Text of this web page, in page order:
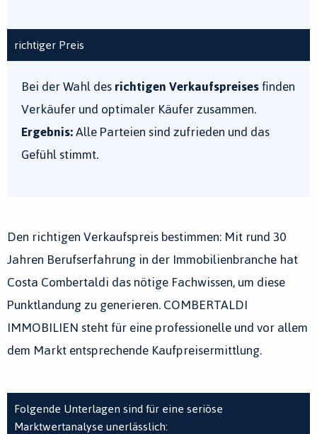
richtiger Preis
Bei der Wahl desrichtigen Verkaufspreisesfinden
Verkäufer und optimaler Käufer zusammen.
Ergebnis:Alle Parteien sind zufrieden und das
Gefühl stimmt.
Den richtigen Verkaufspreis bestimmen: Mit rund 30
Jahren Berufserfahrung in der Immobilienbranche hat
Costa Combertaldi das nötige Fachwissen, um diese
Punktlandung zu generieren. COMBERTALDI
IMMOBILIEN steht für eine professionelle und vor allem
dem Markt entsprechende Kaufpreisermittlung.
Folgende Unterlagen sind für eine seriöse
Marktwertanalyse unerlässlich: